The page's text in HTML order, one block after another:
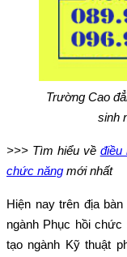
Trường Cao
sinh
>>> Tìm hiểu về điều
chức năng mới nhất
Hiện nay trên địa
ngành Phục hồi
tạo ngành Kỹ thuật